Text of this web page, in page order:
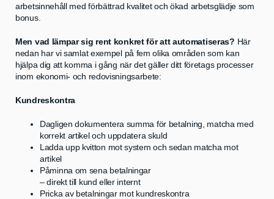
arbetsinnehåll med förbättrad kvalitet och ökad arbetsglädje som
bonus.
Men vad lämpar sig rent konkret för att automatiseras? Här
nedan har vi samlat exempel på fem olika områden som kan
hjälpa dig att komma i gång när det gäller ditt företags processer
inom ekonomi- och redovisningsarbete:
Kundreskontra
Dagligen dokumentera summa för betalning, matcha med
korrekt artikel och uppdatera skuld
Ladda upp kvitton mot system och sedan matcha mot
artikel
Påminna om sena betalningar
– direkt till kund eller internt
Pricka av betalningar mot kundreskontra